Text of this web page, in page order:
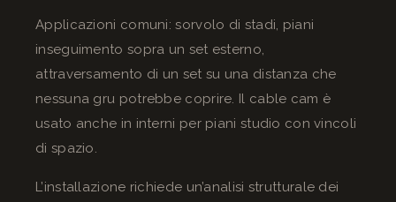
Applicazioni comuni: sorvolo di stadi, piani
inseguimento sopra un set esterno,
attraversamento di un set su una distanza che
nessuna gru potrebbe coprire. Il cable cam è
usato anche in interni per piani studio con vincoli
di spazio.
L’installazione richiede un’analisi strutturale dei